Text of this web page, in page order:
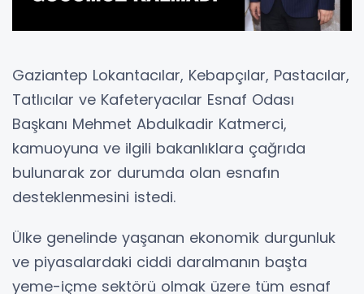
Gaziantep Lokantacılar, Kebapçılar, Pastacılar,
Tatlıcılar ve Kafeteryacılar Esnaf Odası
Başkanı Mehmet Abdulkadir Katmerci,
kamuoyuna ve ilgili bakanlıklara çağrıda
bulunarak zor durumda olan esnafın
desteklenmesini istedi.
Ülke genelinde yaşanan ekonomik durgunluk
ve piyasalardaki ciddi daralmanın başta
yeme-içme sektörü olmak üzere tüm esnaf